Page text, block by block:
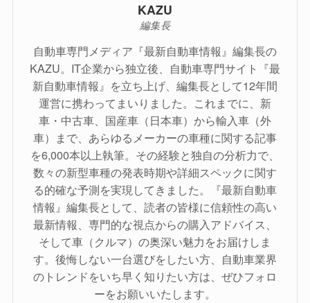
KAZU
編集長
自動車専門メディア『最新自動車情報』編集長の
KAZU。IT企業から独立後、自動車専門サイト『最
新自動車情報』を立ち上げ、編集長として12年間
運営に携わってまいりました。これまでに、新
車・中古車、国産車（日本車）から輸入車（外
車）まで、あらゆるメーカーの車種に関する記事
を6,000本以上執筆。その経験と独自の分析力で、
数々の新型車種の発表時期や詳細スペックに関す
る的確な予測を実現してきました。『最新自動車
情報』編集長として、読者の皆様に信頼性の高い
最新情報、専門的な視点からの購入アドバイス、
そして車（クルマ）の奥深い魅力をお届けしま
す。後悔しない一台選びをしたい方、自動車業界
のトレンドをいち早く知りたい方は、ぜひフォロ
ーをお願いいたします。